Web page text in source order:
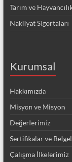
Tarım ve
Nakliyat Sigortaları
Kurumsal
Hakkımızda
Misyon ve Misyon
Değerlerimiz
Sertifikalar ve
Çalışma İlkelerimiz